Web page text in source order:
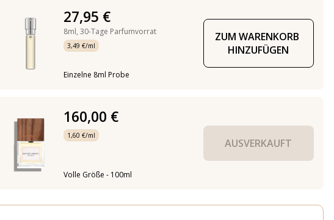
27,95 €
8ml, 30-Tage Parfumvorrat
3,49 €/ml
Einzelne 8ml Probe
ZUM WARENKORB
HINZUFÜGEN
160,00 €
1,60 €/ml
Volle Größe - 100ml
AUSVERKAUFT